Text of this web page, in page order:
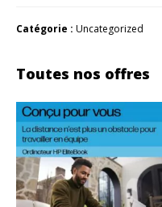
Catégorie : Uncategorized
Toutes nos offres